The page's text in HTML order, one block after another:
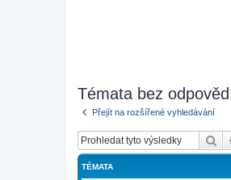
Témata bez
Přejít na rozšířené vyhledávání
TÉMATA